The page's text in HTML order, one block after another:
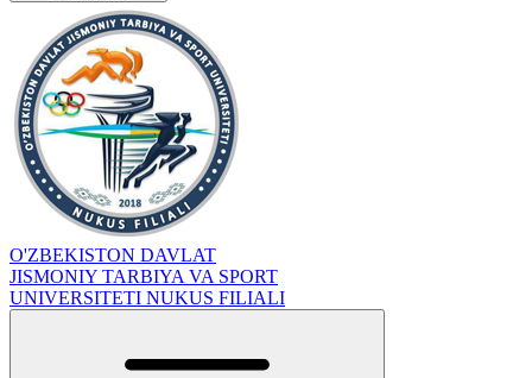
O'ZBEKISTON DAVLAT
JISMONIY TARBIYA VA SPORT
UNIVERSITETI NUKUS FILIALI